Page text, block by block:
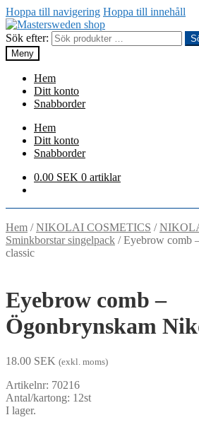
Hoppa till navigering Hoppa till innehåll
Sök efter:
Meny
Hem
Ditt konto
Snabborder
Hem
Ditt konto
Snabborder
0.00 SEK 0 artiklar
Hem /NIKOLAI COSMETICS /
Sminkborstar singelpack /Eyebrow comb
classic
Eyebrow comb –
Ögonbrynskam
18.00 SEK (exkl. moms)
Artikelnr: 70216
Antal/kartong: 12st
I lager.